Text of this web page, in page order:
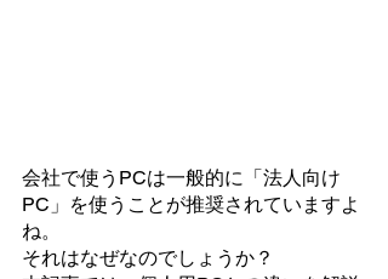
会社で使うPCは一般的に「法人向け
PC」を使うことが推奨されていますよ
ね。
それはなぜなのでしょうか？